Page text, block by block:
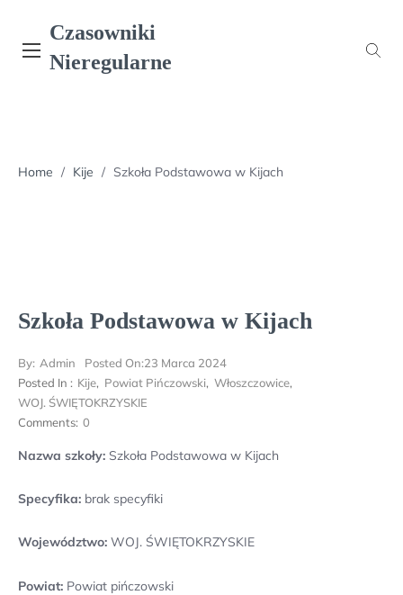
content
Czasowniki
Nieregularne
Home / Kije / Szkoła Podstawowa w Kijach
Szkoła Podstawowa w Kijach
By: Admin Posted On:23 Marca 2024
Posted In : Kije, Powiat Pińczowski, Włoszczowice,
WOJ. ŚWIĘTOKRZYSKIE
Comments: 0
Nazwa szkoły: Szkoła Podstawowa w Kijach
Specyfika: brak specyfiki
Województwo: WOJ. ŚWIĘTOKRZYSKIE
Powiat: Powiat pińczowski